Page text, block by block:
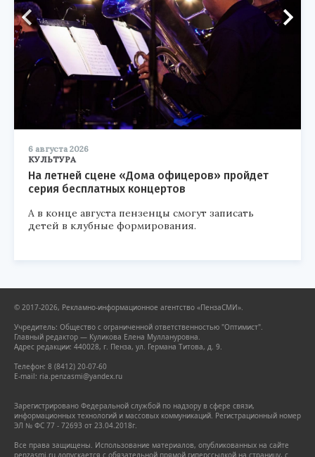
6 августа 2026
КУЛЬТУРА
На летней сцене «Дома офицеров» пройдет
серия бесплатных концертов
А в конце августа пензенцы смогут записать
детей в клубные формирования.
© 2017-2026, Рекламно-информационное агентство «ПензаСМИ».
Учредитель: Общество с ограниченной ответственностью "Оптимист".
Главный редактор — Куликова Елена Муллануровна.
Адрес редакции: 440028, г. Пенза, ул. Германа Титова, д. 9.
Телефон: 8 (8412) 20-07-60
E-mail: ria.penzasmi@yandex.ru
Зарегистрировано Федеральной службой по надзору в сфере связи,
информационных технологий и массовых коммуникаций. Регистрационный номер
ЭЛ № ФС 77 - 72693 от 23.04.2018г.
Все права защищены. Использование материалов, опубликованных на сайте
penzasmi.ru допускается с обязательной прямой гиперссылкой на страницу, с